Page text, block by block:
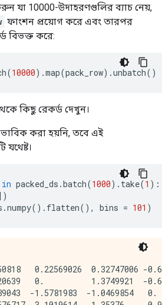
যা 10000-উদাহরণগুলির ব্যাচ নেয়,
ফাংশন প্রয়োগ করে এবং তারপর
বিভক্ত করে:
(10000).map(pack_row).unbatch()
কিছু রেকর্ড দেখুন।
করা হয়নি, তবে এই
in packed_ds .batch(1000). take(1 ):
.numpy(). flatten(), bins = 101 )
0.22569026  0.32747006 -
0.          1.3749921  -
-1.5781983  -1.0469854   0.